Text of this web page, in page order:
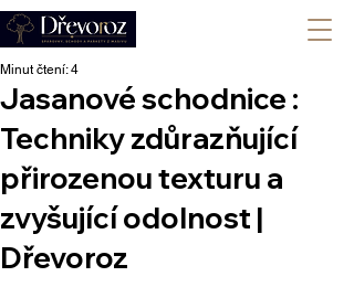
Jasanové schodnice :
Techniky zdůrazňující
přirozenou texturu a
zvyšující odolnost |
Dřevoroz
Minut čtení: 4